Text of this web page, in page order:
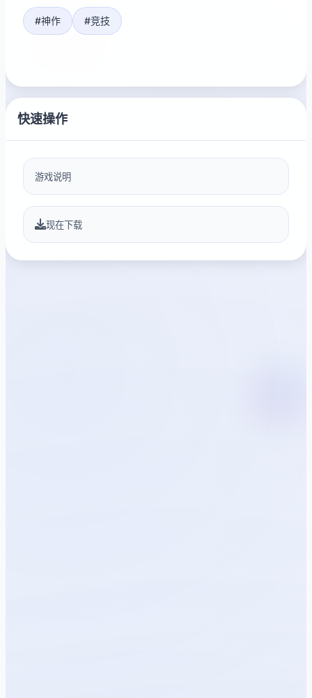
#神作 #竞技
快速操作
游戏说明
现在下载